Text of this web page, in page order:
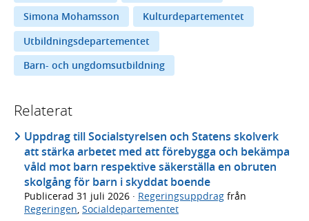
Simona Mohamsson
Kulturdepartementet
Utbildningsdepartementet
Barn- och ungdomsutbildning
Relaterat
Uppdrag till Socialstyrelsen och Statens skolverk
att stärka arbetet med att förebygga och bekämpa
våld mot barn respektive säkerställa en obruten
skolgång för barn i skyddat boende
Publicerad 31 juli 2026 · Regeringsuppdrag från
Regeringen Socialdepartementet